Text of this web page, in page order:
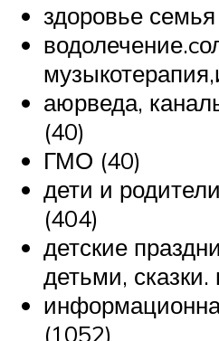
здоровье
аюрведа,
(40)
ГМО (40)
дети и
(404)
детские
детьми,
(1052)